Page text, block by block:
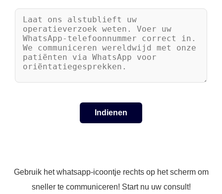
Gebruik het whatsapp-icoontje rechts op het scherm om
sneller te communiceren! Start nu uw consult!